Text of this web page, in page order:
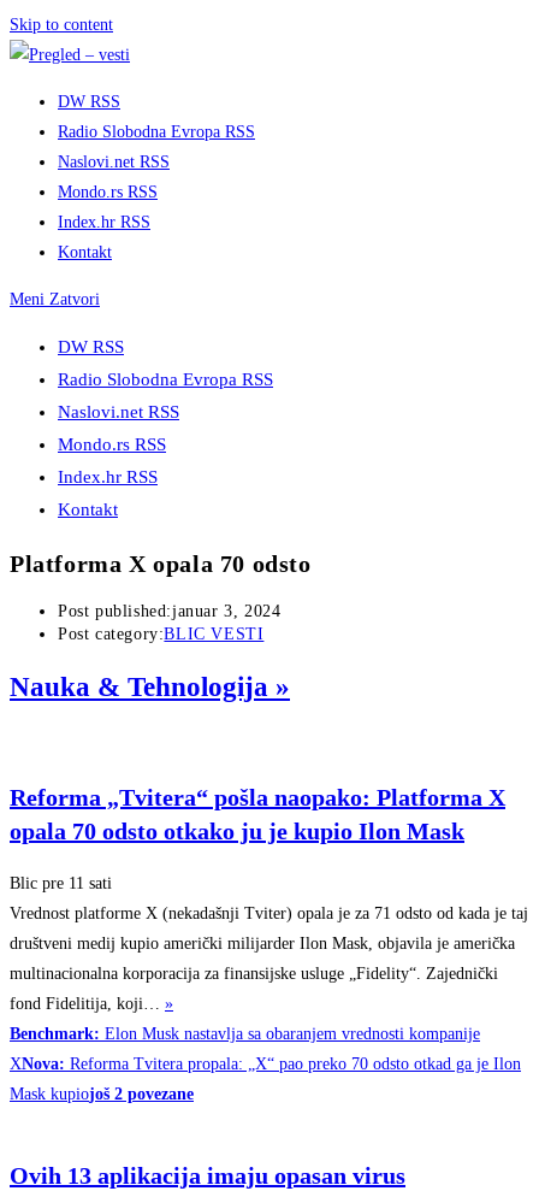
Skip to content
DW RSS
Radio Slobodna Evropa RSS
Naslovi.net RSS
Mondo.rs RSS
Index.hr RSS
Kontakt
Meni Zatvori
DW RSS
Radio Slobodna Evropa RSS
Naslovi.net RSS
Mondo.rs RSS
Index.hr RSS
Kontakt
Platforma X opala 70 odsto
Post published:januar 3, 2024
Post category:BLIC VESTI
Nauka & Tehnologija »
Reforma „Tvitera“ pošla naopako: Platforma X
opala 70 odsto otkako ju je kupio Ilon Mask
Blic pre 11 sati
Vrednost platforme X (nekadašnji Tviter) opala je za 71 odsto od kada je taj
društveni medij kupio američki milijarder Ilon Mask, objavila je američka
multinacionalna korporacija za finansijske usluge „Fidelity“. Zajednički
fond Fidelitija, koji… »
Benchmark: Elon Musk nastavlja sa obaranjem vrednosti kompanije
XNova: Reforma Tvitera propala: „X“ pao preko 70 odsto otkad ga je Ilon
Mask kupiojoš 2 povezane
Ovih 13 aplikacija imaju opasan virus